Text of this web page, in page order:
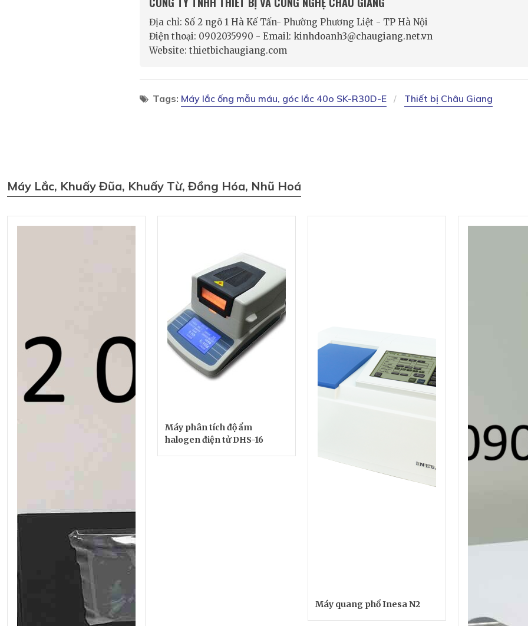
Địa chỉ: Số 2 ngõ 1 Hà Kế Tấn- Phường Phương Liệt - TP Hà Nội
Điện thoại: 0902035990 - Email: kinhdoanh3@chaugiang.net.vn
Website: thietbichaugiang.com
Tags: Máy lắc ống mẫu máu, góc lắc 40o SK-R30D-E Thiết bị Châu Giang
Máy Lắc, Khuấy Đũa, Khuấy Từ, Đồng Hóa, Nhũ Hoá
Máy phân tích độ ẩm
halogen điện tử DHS-16
Máy quang phổ Inesa N2